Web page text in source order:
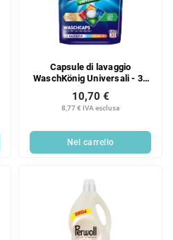
Capsule di lavaggio
WaschKönig Universali - 32
8,77 € IVA esclusa
10,70 €
Nel carrello